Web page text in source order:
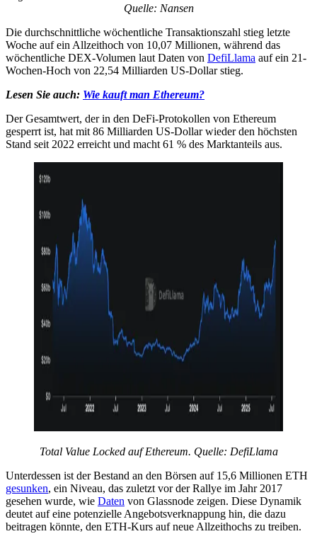
Quelle: Nansen
Die durchschnittliche wöchentliche Transaktionszahl stieg letzte
Woche auf ein Allzeithoch von 10,07 Millionen, während das
wöchentliche DEX-Volumen laut Daten von DefiLlama auf ein 21-
Wochen-Hoch von 22,54 Milliarden US-Dollar stieg.
Lesen Sie auch: Wie kauft man Ethereum?
Der Gesamtwert, der in den DeFi-Protokollen von Ethereum
gesperrt ist, hat mit 86 Milliarden US-Dollar wieder den höchsten
Stand seit 2022 erreicht und macht 61 % des Marktanteils aus.
Total Value Locked auf Ethereum. Quelle: DefiLlama
Unterdessen ist der Bestand an den Börsen auf 15,6 Millionen ETH
gesunken, ein Niveau, das zuletzt vor der Rallye im Jahr 2017
gesehen wurde, wie Daten von Glassnode zeigen. Diese Dynamik
deutet auf eine potenzielle Angebotsverknappung hin, die dazu
beitragen könnte, den ETH-Kurs auf neue Allzeithochs zu treiben.